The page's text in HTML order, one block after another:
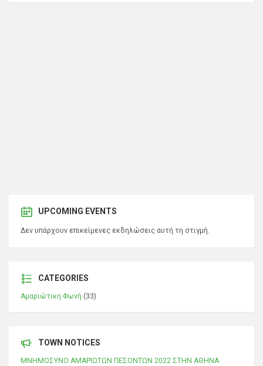
UPCOMING EVENTS
Δεν υπάρχουν επικείμενες εκδηλώσεις αυτή τη στιγμή.
CATEGORIES
Αμαριώτικη Φωνή (33)
TOWN NOTICES
ΜΝΗΜΟΣΥΝΟ ΑΜΑΡΙΩΤΩΝ ΠΕΣΟΝΤΩΝ 2022 ΣΤΗΝ ΑΘΗΝΑ